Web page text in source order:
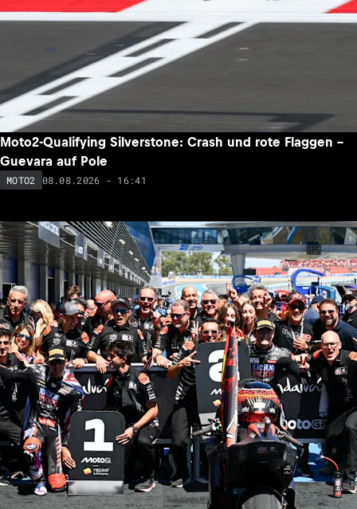
Moto2-Qualifying Silverstone: Crash und rote Flaggen –
Guevara auf Pole
MOTO2 08.08.2026 - 16:41